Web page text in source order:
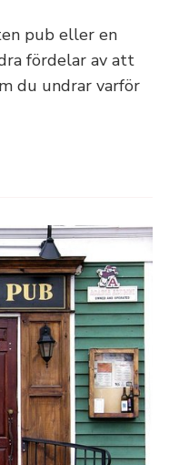
pub eller en
fördelar av att
du undrar varför